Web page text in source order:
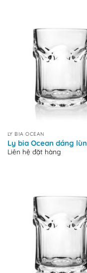
LY BIA OCEAN
Ly bia Ocean dáng lùn
Liên hệ đặt hàng